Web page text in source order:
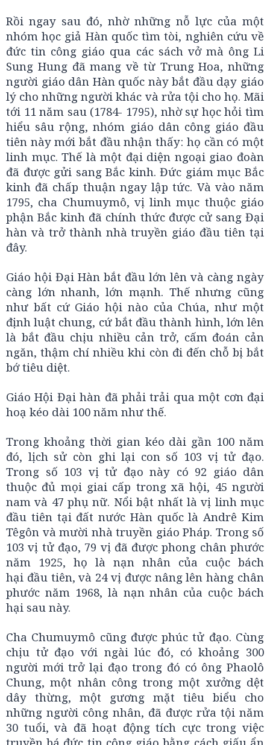
Rồi ngay sau đó, nhờ những nỗ lực của một
nhóm học giả Hàn quốc tìm tòi, nghiên cứu về
đức tin công giáo qua các sách vở mà ông Li
Sung Hung đã mang về từ Trung Hoa, những
người giáo dân Hàn quốc này bắt đầu dạy giáo
lý cho những người khác và rửa tội cho họ. Mãi
tới 11 năm sau (1784- 1795), nhờ sự học hỏi tìm
hiểu sâu rộng, nhóm giáo dân công giáo đầu
tiên này mới bắt đầu nhận thấy: họ cần có một
linh mục. Thế là một đại diện ngoại giao đoàn
đã được gửi sang Bắc kinh. Đức giám mục Bắc
kinh đã chấp thuận ngay lập tức. Và vào năm
1795, cha Chumuymô, vị linh mục thuộc giáo
phận Bắc kinh đã chính thức được cử sang Đại
hàn và trở thành nhà truyền giáo đầu tiên tại
đây.
Giáo hội Đại Hàn bắt đầu lớn lên và càng ngày
càng lớn nhanh, lớn mạnh. Thế nhưng cũng
như bất cứ Giáo hội nào của Chúa, như một
định luật chung, cứ bắt đầu thành hình, lớn lên
là bắt đầu chịu nhiều cản trở, cấm đoán cản
ngăn, thậm chí nhiều khi còn đi đến chỗ bị bắt
bớ tiêu diệt.
Giáo Hội Đại hàn đã phải trải qua một cơn đại
hoạ kéo dài 100 năm như thế.
Trong khoảng thời gian kéo dài gần 100 năm
đó, lịch sử còn ghi lại con số 103 vị tử đạo.
Trong số 103 vị tử đạo này có 92 giáo dân
thuộc đủ mọi giai cấp trong xã hội, 45 người
nam và 47 phụ nữ. Nổi bật nhất là vị linh mục
đầu tiên tại đất nước Hàn quốc là Andrê Kim
Têgôn và mười nhà truyền giáo Pháp. Trong số
103 vị tử đạo, 79 vị đã được phong chân phước
năm 1925, họ là nạn nhân của cuộc bách
hại đầu tiên, và 24 vị được nâng lên hàng chân
phước năm 1968, là nạn nhân của cuộc bách
hại sau này.
Cha Chumuymô cũng được phúc tử đạo. Cùng
chịu tử đạo với ngài lúc đó, có khoảng 300
người mới trở lại đạo trong đó có ông Phaolô
Chung, một nhân công trong một xưởng dệt
dây thừng, một gương mặt tiêu biểu cho
những người công nhân, đã được rửa tội năm
30 tuổi, và đã hoạt động tích cực trong việc